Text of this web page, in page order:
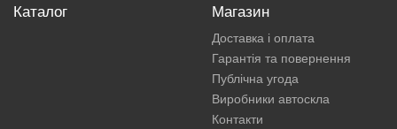
Каталог Магазин
Доставка і оплата
Гарантія та повернення
Публічна угода
Виробники автоскла
Контакти